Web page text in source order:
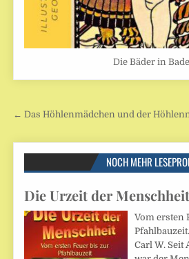
Die Bäder in
Beitragsnavigation
← Das Höhlenmädchen und der
NOCH MEHR
Die Urzeit der Menschheit
Vom ersten
Carl W. Seit